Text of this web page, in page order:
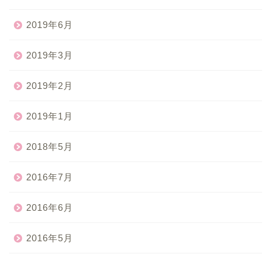
2019年6月
2019年3月
2019年2月
2019年1月
2018年5月
2016年7月
2016年6月
2016年5月